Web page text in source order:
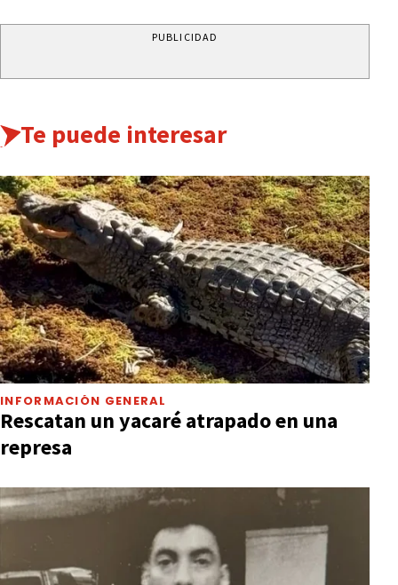
PUBLICIDAD
Te puede interesar
INFORMACIÓN GENERAL
Rescatan un yacaré atrapado en una
represa